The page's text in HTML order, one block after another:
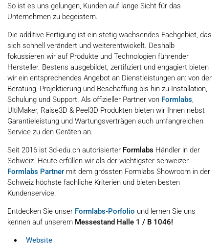
So ist es uns gelungen, Kunden auf lange Sicht für das
Unternehmen zu begeistern.
Die additive Fertigung ist ein stetig wachsendes Fachgebiet, das
sich schnell verändert und weiterentwickelt. Deshalb
fokussieren wir auf Produkte und Technologien führender
Hersteller. Bestens ausgebildet, zertifiziert und engagiert bieten
wir ein entsprechendes Angebot an Dienstleistungen an: von der
Beratung, Projektierung und Beschaffung bis hin zu Installation,
Schulung und Support. Als offizieller Partner von Formlabs
UltiMaker, Raise3D & Peel3D Produkten bieten wir Ihnen nebst
Garantieleistung und Wartungsverträgen auch umfangreichen
Service zu den Geräten an.
Seit 2016 ist 3d-edu.ch autorisierter Formlabs Händler in der
Schweiz. Heute erfüllen wir als der wichtigster schweizer
Formlabs Partner mit dem grössten Formlabs Showroom in der
Schweiz höchste fachliche Kriterien und bieten besten
Kundenservice.
Entdecken Sie unser Formlabs-Porfolio und lernen Sie uns
kennen auf unserem Messestand Halle 1 / B 1046!
Website